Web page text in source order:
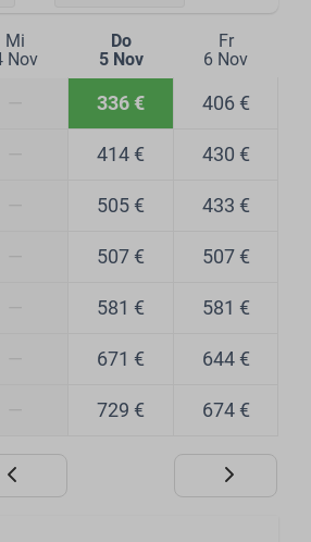
Mi
Nov
Do
5 Nov
Fr
6 Nov
336 € 406 €
414 € 430 €
505 € 433 €
507 € 507 €
581 € 581 €
671 € 644 €
729 € 674 €